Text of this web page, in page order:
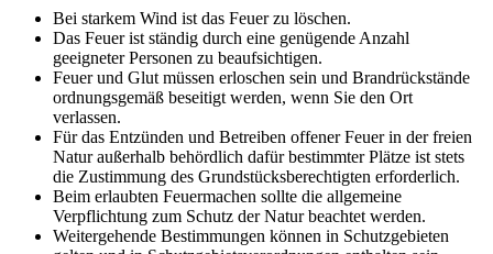
Bei starkem Wind ist das Feuer zu löschen.
Das Feuer ist ständig durch eine genügende Anzahl
geeigneter Personen zu beaufsichtigen.
Feuer und Glut müssen erloschen sein und Brandrückstände
ordnungsgemäß beseitigt werden, wenn Sie den Ort
verlassen.
Für das Entzünden und Betreiben offener Feuer in der freien
Natur außerhalb behördlich dafür bestimmter Plätze ist stets
die Zustimmung des Grundstücksberechtigten erforderlich.
Beim erlaubten Feuermachen sollte die allgemeine
Verpflichtung zum Schutz der Natur beachtet werden.
Weitergehende Bestimmungen können in Schutzgebieten